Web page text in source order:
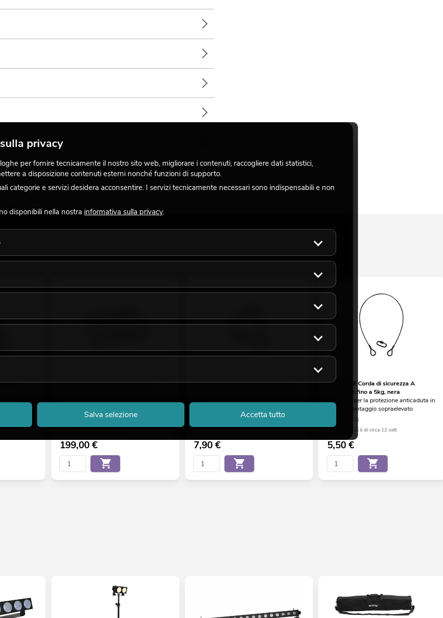
master/slave; DMX
IP PIX
ROADINGER Extensionmodul for
CW+WW
199,00€
EUROLITE TPC-10 Morsetto, nero
orizzontale!
7,90€
EUROLITE Corda di sicurezza A
3x600mm fino a 5kg, nera
accessori per la protezione anticaduta in
caso di montaggio sopraelevato
No. 58010341
La giacenza è di circa 12 sett.
5,50€
privacy
per fornire tecnicamente il nostro sito web, migliorare i contenuti, raccogliere dati statistici,
a disposizione contenuti esterni nonché funzioni di supporto.
categorie e servizi desidera acconsentire. I servizi tecnicamente necessari sono indispensabili e non
disponibili nella nostra informativa sulla privacy.
Salva selezione Accetta tutto